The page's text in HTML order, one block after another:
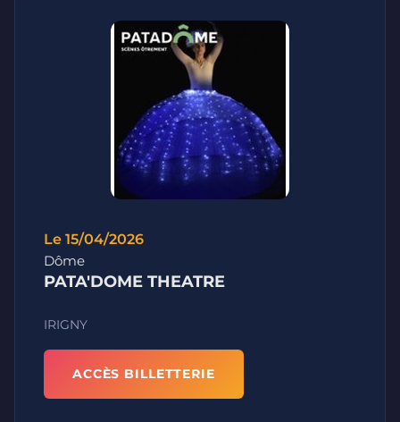
Le 15/04/2026
Dôme
PATA'DOME THEATRE
IRIGNY
ACCÈS BILLETTERIE